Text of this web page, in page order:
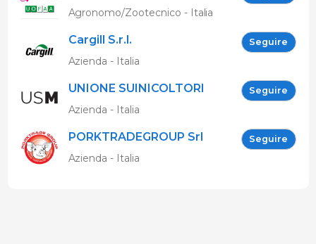
Agronomo/Zootecnico - Italia
Cargill S.r.l. Seguire
Azienda - Italia
UNIONE SUINICOLTORI
MARCHIGIANI
Seguire
Azienda - Italia
PORKTRADEGROUP Srl Seguire
Azienda - Italia